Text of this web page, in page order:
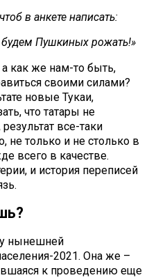
в анкете написать:
Пушкиных рожать!»
а как же нам-то быть,
своими силами?
новые Тукаи,
что татары не
результат все-таки
не только и не столько в
всего в качестве.
и история переписей
у нынешней
2021. Она же –
к проведению еще